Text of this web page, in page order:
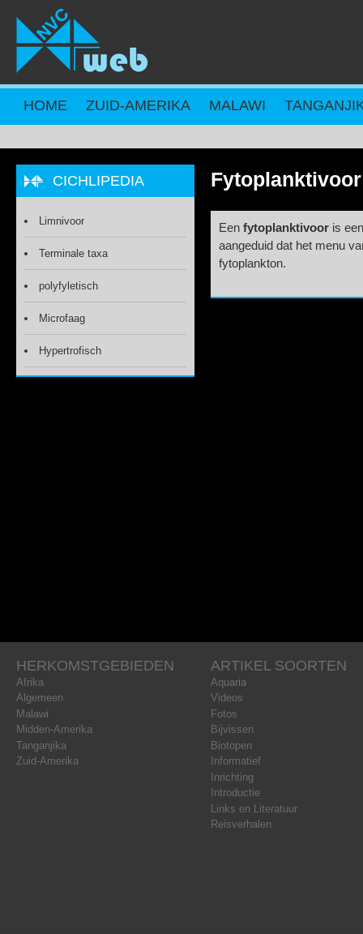
Overslaan en naar de inhoud gaan
HOME ZUID-AMERIKA MALAWI
Fytoplanktivoor
Een fytoplanktivoor is
aangeduid dat het menu
fytoplankton.
CICHLIPEDIA
Limnivoor
Terminale taxa
polyfyletisch
Microfaag
Hypertrofisch
HERKOMSTGEBIEDEN
Afrika
Algemeen
Malawi
Midden-Amerika
Tanganjika
Zuid-Amerika
ARTIKEL SOORTEN
Aquaria
Videos
Fotos
Bijvissen
Biotopen
Informatief
Inrichting
Introductie
Links en Literatuur
Reisverhalen